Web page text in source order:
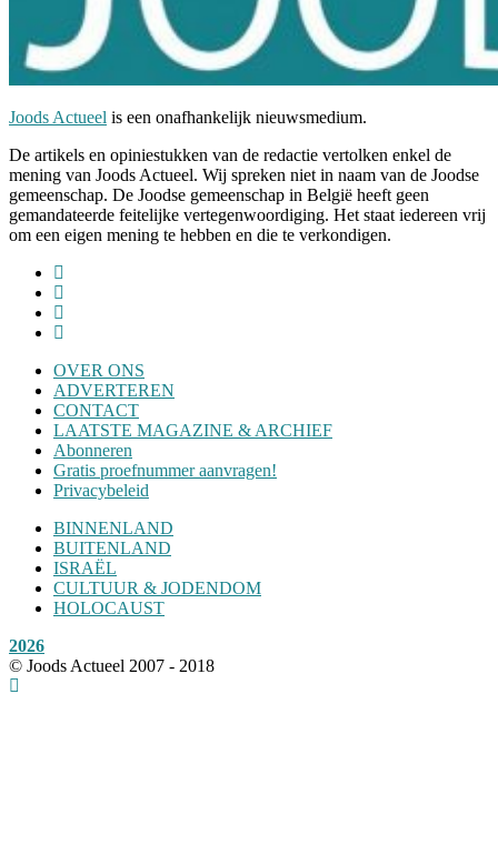
Joods Actueel is een onafhankelijk nieuwsmedium.
De artikels en opiniestukken van de redactie vertolken enkel de
mening van Joods Actueel. Wij spreken niet in naam van de Joodse
gemeenschap. De Joodse gemeenschap in België heeft geen
gemandateerde feitelijke vertegenwoordiging. Het staat iedereen vrij
om een eigen mening te hebben en die te verkondigen.
OVER ONS
ADVERTEREN
CONTACT
LAATSTE MAGAZINE & ARCHIEF
Abonneren
Gratis proefnummer aanvragen!
Privacybeleid
BINNENLAND
BUITENLAND
ISRAËL
CULTUUR & JODENDOM
HOLOCAUST
2026
© Joods Actueel 2007 - 2018